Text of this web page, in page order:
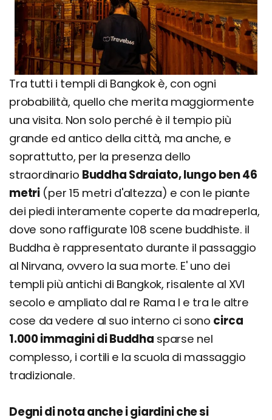
Tra tutti i templi di Bangkok è, con ogni
probabilità, quello che merita maggiormente
una visita. Non solo perché è il tempio più
grande ed antico della città, ma anche, e
soprattutto, per la presenza dello
straordinario Buddha Sdraiato, lungo ben 46
metri (per 15 metri d'altezza) e con le piante
dei piedi interamente coperte da madreperla,
dove sono raffigurate 108 scene buddhiste. il
Buddha è rappresentato durante il passaggio
al Nirvana, ovvero la sua morte. E' uno dei
templi più antichi di Bangkok, risalente al XVI
secolo e ampliato dal re Rama I e tra le altre
cose da vedere al suo interno ci sono circa
1.000 immagini di Buddha sparse nel
complesso, i cortili e la scuola di massaggio
tradizionale.
Degni di nota anche i giardini che si